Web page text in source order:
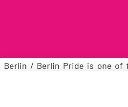
Berlin / Berlin Pride is one of
with several hundred
and all over the world, as